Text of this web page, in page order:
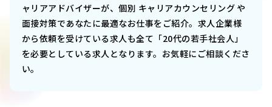
ャリアアドバイザーが、個別 キャリアカウンセリング や
面接対策であなたに最適なお仕事をご紹介。求人企業様
から依頼を受けている求人も全て「20代の若手社会人」
を必要としている求人となります。お気軽にご相談くださ
い。